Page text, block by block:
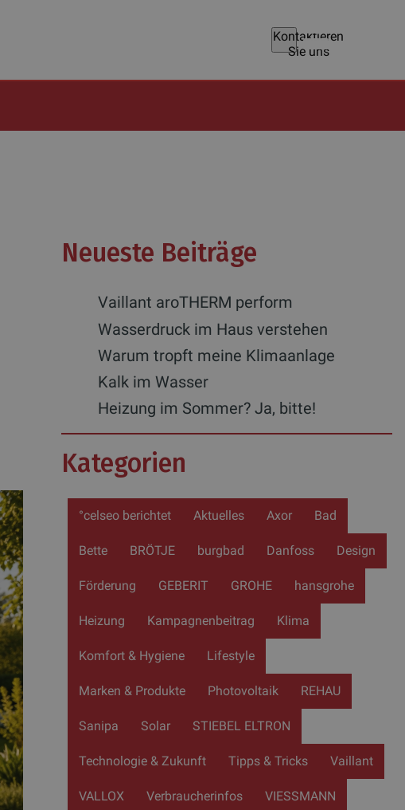
Kontaktieren
Sie uns
Neueste Beiträge
Vaillant aroTHERM perform
Wasserdruck im Haus verstehen
Warum tropft meine Klimaanlage
Kalk im Wasser
Heizung im Sommer? Ja, bitte!
Kategorien
°celseo berichtet Aktuelles Axor Bad
Bette BRÖTJE burgbad Danfoss Design
Förderung GEBERIT GROHE hansgrohe
Heizung Kampagnenbeitrag Klima
Komfort & Hygiene Lifestyle
Marken & Produkte Photovoltaik REHAU
Sanipa Solar STIEBEL ELTRON
Technologie & Zukunft Tipps & Tricks Vaillant
VALLOX Verbraucherinfos VIESSMANN